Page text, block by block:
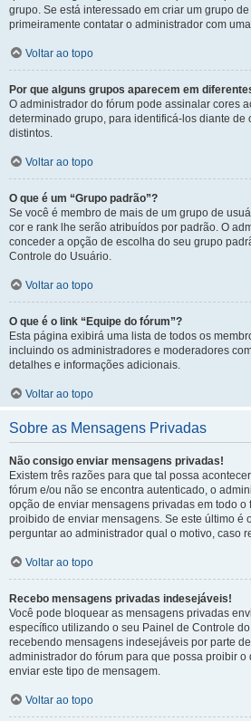
grupo. Se está interessado em criar um grupo
primeiramente contatar o administrador com
Voltar ao topo
Por que alguns grupos aparecem em
O administrador do fórum pode assinalar cores
determinado grupo, para identificá-los diante de
distintos.
Voltar ao topo
O que é um “Grupo padrão”?
Se você é membro de mais de um grupo de
cor e rank lhe serão atribuídos por padrão. O
conceder a opção de escolha do seu grupo
Controle do Usuário.
Voltar ao topo
O que é o link “Equipe do fórum”?
Esta página exibirá uma lista de todos os
incluindo os administradores e moderadores
detalhes e informações adicionais.
Voltar ao topo
Sobre as Mensagens Privadas
Não consigo enviar mensagens privadas!
Existem três razões para que tal possa
fórum e/ou não se encontra autenticado, o
opção de enviar mensagens privadas em todo o
proibido de enviar mensagens. Se este último é
perguntar ao administrador qual o motivo, caso
Voltar ao topo
Recebo mensagens privadas indesejáveis!
Você pode bloquear as mensagens privadas
específico utilizando o seu Painel de Controle
recebendo mensagens indesejáveis por parte
administrador do fórum para que possa proibir o
enviar este tipo de mensagem.
Voltar ao topo